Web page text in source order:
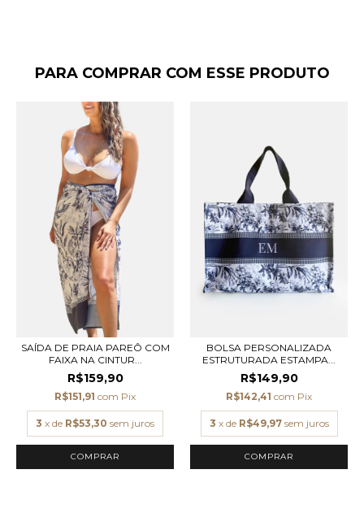
PARA COMPRAR COM ESSE PRODUTO
SAÍDA DE PRAIA PAREÔ COM
FAIXA NA CINTUR...
R$159,90
R$151,91 com Pix
3 x de R$53,30 sem juros
COMPRAR
BOLSA PERSONALIZADA
ESTRUTURADA ESTAMPA...
R$149,90
R$142,41 com Pix
3 x de R$49,97 sem juros